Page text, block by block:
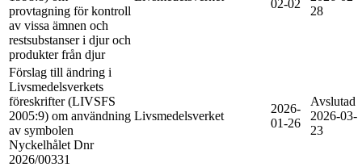
provtagning för kontroll
av vissa ämnen och
restsubstanser i djur och
produkter från djur
02-02
28
Förslag till ändring i
Livsmedelsverkets
föreskrifter (LIVSFS
2005:9) om användning
av symbolen
Nyckelhålet Dnr
2026/00331
Livsmedelsverket
2026-
01-26
Avslutad
2026-03-
23